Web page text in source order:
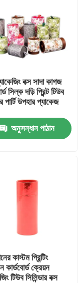
বক্স সাদা কাগজ
সিল্ক দড়ি প্রিন্ট টিউব
পার্টি উপহার প্যাকেজ
অনুসন্ধান পাঠান
কাস্টম প্রিন্টিং
কার্ডবোর্ড ক্রেয়ন
টিউব সিলিন্ডার বক্স